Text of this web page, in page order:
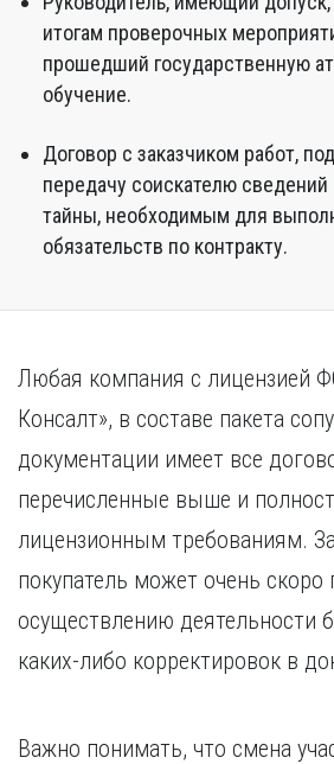
итогам проверочных
прошедший государственную
обучение.
Договор с заказчиком работ,
передачу соискателю сведений
тайны, необходимым для
обязательств по контракту.
Любая компания с лицензией
Консалт», в составе пакета
документации имеет все
перечисленные выше и
лицензионным требованиям. За
покупатель может очень скоро
осуществлению деятельности
каких-либо корректировок в
Важно понимать, что смена